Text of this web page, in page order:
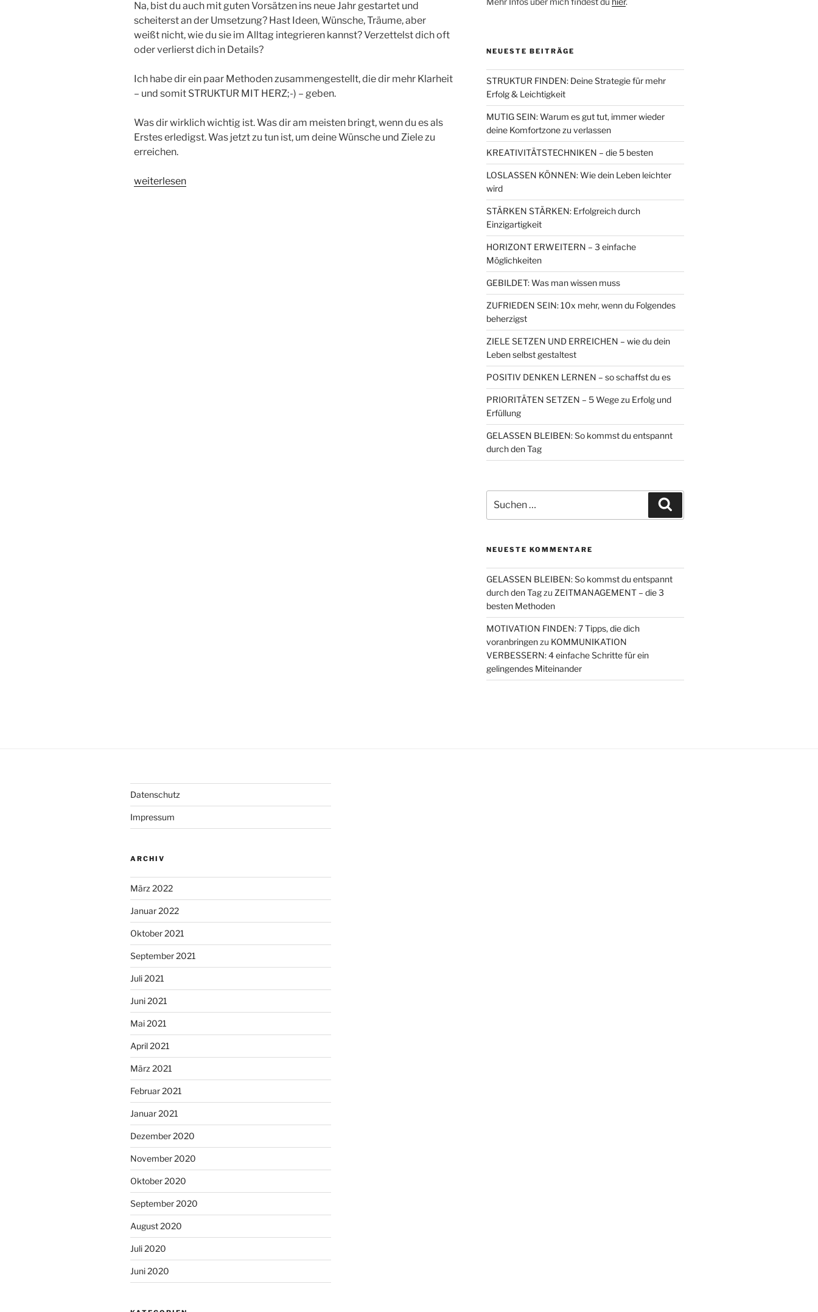
Na, bist du auch mit guten Vorsätzen ins neue Jahr gestartet und
scheiterst an der Umsetzung? Hast Ideen, Wünsche, Träume, aber
weißt nicht, wie du sie im Alltag integrieren kannst? Verzettelst dich oft
oder verlierst dich in Details?
Ich habe dir ein paar Methoden zusammengestellt, die dir mehr Klarheit
– und somit STRUKTUR MIT HERZ;-) – geben.
Was dir wirklich wichtig ist. Was dir am meisten bringt, wenn du es als
Erstes erledigst. Was jetzt zu tun ist, um deine Wünsche und Ziele zu
erreichen.
„PRIORITÄTEN
weiterlesen
NEUESTE BEITRÄGE
STRUKTUR FINDEN: Deine Strategie für mehr
Erfolg & Leichtigkeit
MUTIG SEIN: Warum es gut tut, immer wieder
deine Komfortzone zu verlassen
KREATIVITÄTSTECHNIKEN – die 5 besten
LOSLASSEN KÖNNEN: Wie dein Leben leichter
wird
STÄRKEN STÄRKEN: Erfolgreich durch
Einzigartigkeit
HORIZONT ERWEITERN – 3 einfache
Möglichkeiten
GEBILDET: Was man wissen muss
ZUFRIEDEN SEIN: 10x mehr, wenn du Folgendes
beherzigst
ZIELE SETZEN UND ERREICHEN – wie du dein
Leben selbst gestaltest
POSITIV DENKEN LERNEN – so schaffst du es
PRIORITÄTEN SETZEN – 5 Wege zu Erfolg und
Erfüllung
GELASSEN BLEIBEN: So kommst du entspannt
durch den Tag
nach:
NEUESTE KOMMENTARE
GELASSEN BLEIBEN: So kommst du entspannt
durch den Tagzu ZEITMANAGEMENT – die 3
besten Methoden
MOTIVATION FINDEN: 7 Tipps, die dich
voranbringenzu KOMMUNIKATION
VERBESSERN: 4 einfache Schritte für ein
gelingendes Miteinander
Datenschutz
Impressum
ARCHIV
März 2022
Januar 2022
Oktober 2021
September 2021
Juli 2021
Juni 2021
Mai 2021
April 2021
März 2021
Februar 2021
Januar 2021
Dezember 2020
November 2020
Oktober 2020
September 2020
August 2020
Juli 2020
Juni 2020